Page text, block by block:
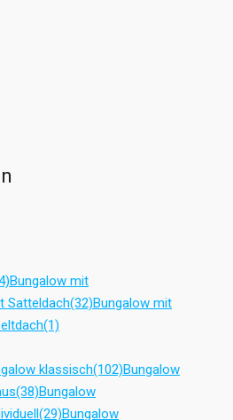
Bungalow mit
Satteldach(32)Bungalow mit
(1)
klassisch(102)Bungalow
(38)Bungalow
(29)Bungalow